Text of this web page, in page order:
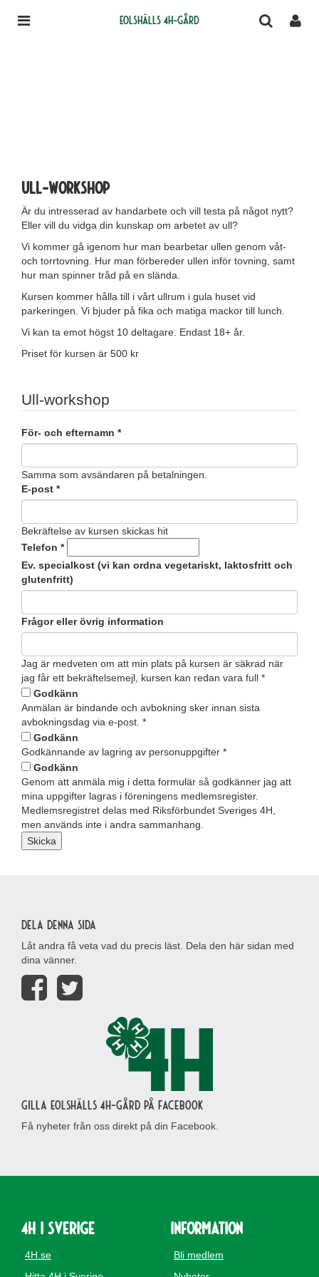
Eolshälls 4H-gård
Ull-workshop
Är du intresserad av handarbete och vill testa på något nytt?
Eller vill du vidga din kunskap om arbetet av ull?
Vi kommer gå igenom hur man bearbetar ullen genom våt-
och torrtovning. Hur man förbereder ullen inför tovning, samt
hur man spinner tråd på en slända.
Kursen kommer hålla till i vårt ullrum i gula huset vid
parkeringen. Vi bjuder på fika och matiga mackor till lunch.
Vi kan ta emot högst 10 deltagare. Endast 18+ år.
Priset för kursen är 500 kr
Ull-workshop
För- och efternamn *
Samma som avsändaren på betalningen.
E-post *
Bekräftelse av kursen skickas hit
Telefon *
Ev. specialkost (vi kan ordna vegetariskt, laktosfritt och
glutenfritt)
Frågor eller övrig information
Jag är medveten om att min plats på kursen är säkrad när
jag får ett bekräftelsemejl, kursen kan redan vara full *
Godkänn
Anmälan är bindande och avbokning sker innan sista
avbokningsdag via e-post. *
Godkänn
Godkännande av lagring av personuppgifter *
Godkänn
Genom att anmäla mig i detta formulär så godkänner jag att
mina uppgifter lagras i föreningens medlemsregister.
Medlemsregistret delas med Riksförbundet Sveriges 4H,
men används inte i andra sammanhang.
Skicka
Dela denna sida
Låt andra få veta vad du precis läst. Dela den här sidan med
dina vänner.
Gilla Eolshälls 4H-gård på Facebook
Få nyheter från oss direkt på din Facebook.
4H i Sverige
4H.se
Information
Bli medlem